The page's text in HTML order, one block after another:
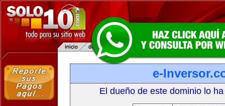
e-
El dueño de este dominio lo